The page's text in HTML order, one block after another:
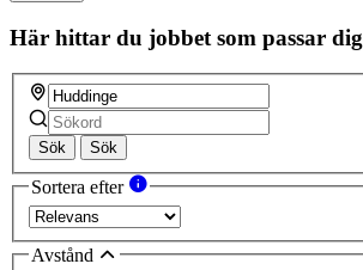
Här hittar du jobbet som passar dig
Sök Sök
Sortera efter
Avstånd